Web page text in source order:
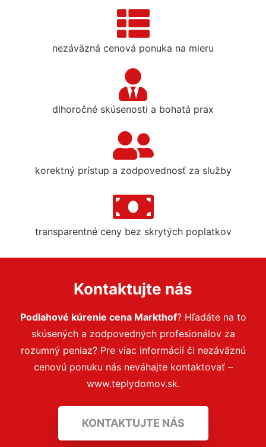
nezáväzná cenová ponuka na mieru
dlhoročné skúsenosti a bohatá prax
korektný prístup a zodpovednosť za služby
transparentné ceny bez skrytých poplatkov
Kontaktujte nás
Podlahové kúrenie cena Markthof? Hľadáte na to
skúsených a zodpovedných profesionálov za
rozumný peniaz? Pre viac informácií či nezáväznú
cenovú ponuku nás neváhajte kontaktovať –
www.teplydomov.sk.
KONTAKTUJTE NÁS